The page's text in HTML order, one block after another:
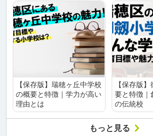
【保存版】瑞穂ヶ丘中学校
の概要と特徴｜学力が高い
理由とは
【保存版
要と特徴｜
の伝統校
もっと見る